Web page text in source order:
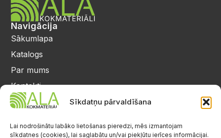
Sīkdatņu pārvaldīšana
Lai nodrošinātu labāko lietošanas pieredzi, mēs izmantojam
sīkdatnes (cookies), lai saglabātu un/vai piekļūtu ierīces informācijai.
Navigācija
Sākumlapa
Katalogs
Par mums
Kontakti
Privātuma politika
25 64 17 98